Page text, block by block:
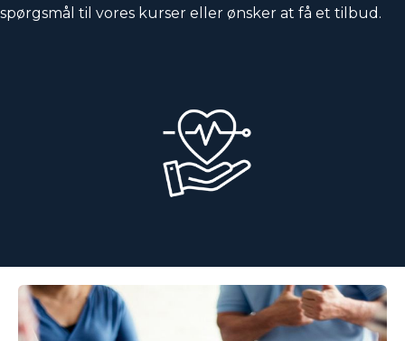
spørgsmål til vores kurser eller ønsker at få et tilbud.